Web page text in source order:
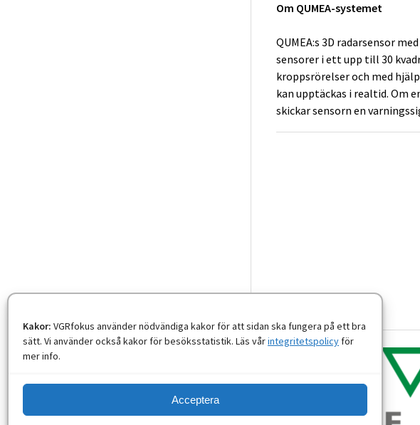
Kakor: VGRfokus använder nödvändiga kakor för att sidan ska fungera på ett bra
sätt. Vi använder också kakor för besöksstatistik. Läs vårintegritetspolicy för
mer info.
Acceptera
Om QUMEA-systemet
QUMEA:s 3D radarsensor
sensorer i ett upp till 30
kroppsrörelser och med
kan upptäckas i realtid. Om
skickar sensorn en